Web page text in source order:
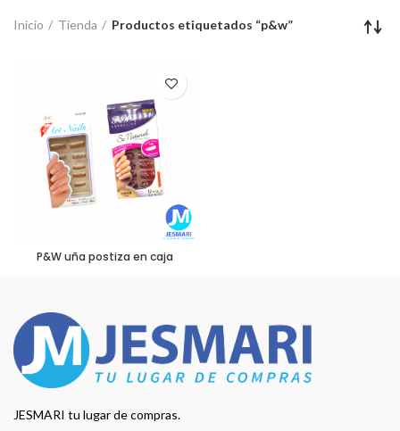
Inicio Tienda Productos etiquetados “p&w”
P&W uña postiza en caja
JESMARI tu lugar de compras.